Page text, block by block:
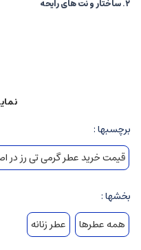
۲.ساختار و نت های رایحه
شروعی قوی و جذاب را به فرد
شادابی، نشاط و برقراری
نت های میانی
زنجبیل، زعفران، گشنیز و دارچین
برچسبها :
قیمت خرید عطر گرمی تی رز در
بخشها :
همه عطرها
عطر زنانه